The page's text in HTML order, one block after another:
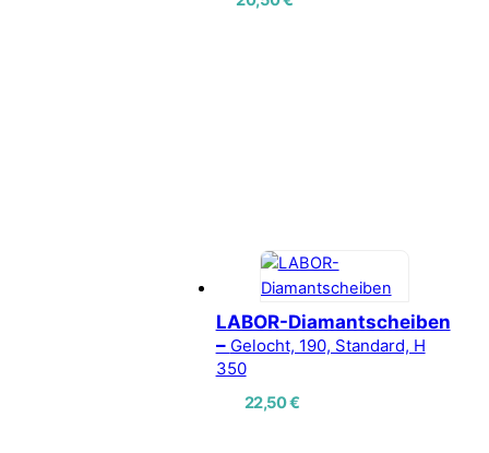
LABOR-Diamantscheiben
– Gelocht, 190, Standard, H
350
22,50€